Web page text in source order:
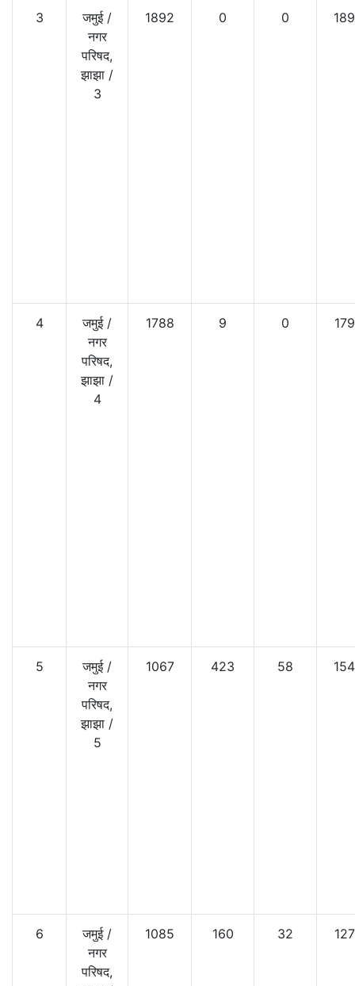
3 जमुई/
नगर
परिषद,
झाझा /
3
1892 0 0
4 जमुई/
नगर
परिषद,
झाझा /
4
1788 9 0
5 जमुई/
नगर
परिषद,
झाझा /
5
1067 423 58
6 जमुई/
नगर
परिषद,
1085 160 32